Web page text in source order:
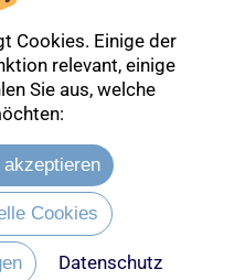
über die Ev.
Cookies. Einige der
relevant, einige
Sie aus, welche
Cookies
Datenschutz